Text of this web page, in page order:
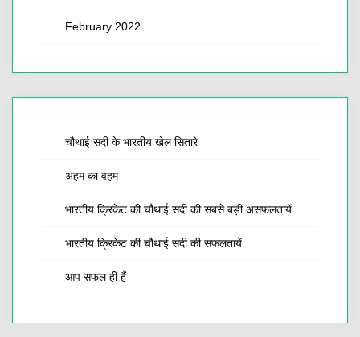
February 2022
चौथाई सदी के भारतीय खेल सितारे
अहम का वहम
भारतीय क्रिकेट की चौथाई सदी की सबसे बड़ी असफलतायें
भारतीय क्रिकेट की चौथाई सदी की सफलतायें
आप सफल ही हैं